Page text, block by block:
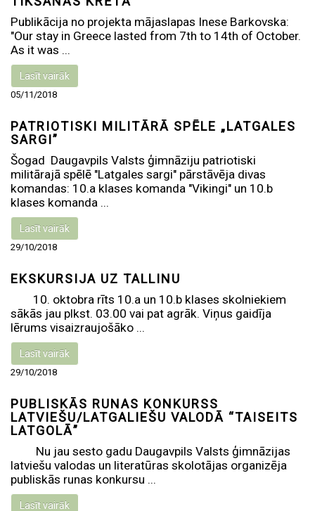
Publikācija no projekta mājaslapas Inese Barkovska:
"Our stay in Greece lasted from 7th to 14th of October.
As it was ...
Lasīt vairāk
05/11/2018
PATRIOTISKI MILITĀRĀ SPĒLE „LATGALES
SARGI”
Šogad Daugavpils Valsts ģimnāziju patriotiski
militārajā spēlē "Latgales sargi" pārstāvēja divas
komandas: 10.a klases komanda "Vikingi" un 10.b
klases komanda ...
Lasīt vairāk
29/10/2018
EKSKURSIJA UZ TALLINU
10. oktobra rīts 10.a un 10.b klases skolniekiem
sākās jau plkst. 03.00 vai pat agrāk. Viņus gaidīja
lērums visaizraujošāko ...
Lasīt vairāk
29/10/2018
PUBLISKĀS RUNAS KONKURSS
LATVIEŠU/LATGALIEŠU VALODĀ “TAISEITS
LATGOLĀ”
Nu jau sesto gadu Daugavpils Valsts ģimnāzijas
latviešu valodas un literatūras skolotājas organizēja
publiskās runas konkursu ...
Lasīt vairāk